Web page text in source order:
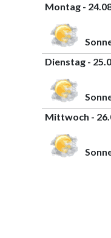
Montag -
Dienstag -
Mittwoch -